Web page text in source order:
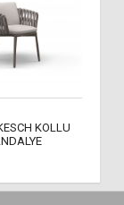
KOLLU